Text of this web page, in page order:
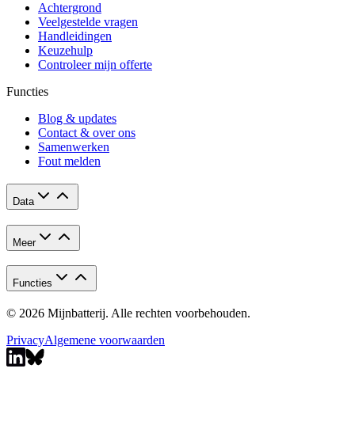
Achtergrond
Veelgestelde vragen
Handleidingen
Keuzehulp
Controleer mijn offerte
Functies
Blog & updates
Contact & over ons
Samenwerken
Fout melden
Data
Meer
Functies
© 2026 Mijnbatterij. Alle rechten voorbehouden.
PrivacyAlgemene voorwaarden